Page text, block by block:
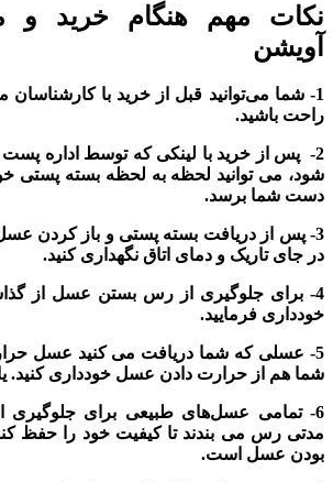
نکات مهم هنگام خرید
آویشن
1- شما می‌توانید قبل از خرید با
راحت باشید.
2- پس از خرید با لینکی که توسط اداره
شود، می توانید لحظه به لحظه بسته پستی خود
دست شما برسد.
3- پس از دریافت بسته پستی و باز کردن
در جای تاریک و دمای اتاق نگهداری کنید.
4- برای جلوگیری از رس بستن عسل از
خودداری فرمایید.
5- عسلی که شما دریافت می کنید عسل
شما هم از حرارت دادن عسل خودداری کنید. یا
6- تمامی عسل‌های طبیعی برای جلوگیری
مدتی رس می بندند تا کیفیت خود را حفظ
بودن عسل است.